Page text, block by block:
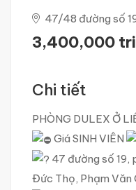
47/48 đường số
3,400,000
Chi tiết
PHÒNG DULEX Ở
Giá SINH VIÊN
47 đường số 19,
Đức Thọ, Phạm Văn